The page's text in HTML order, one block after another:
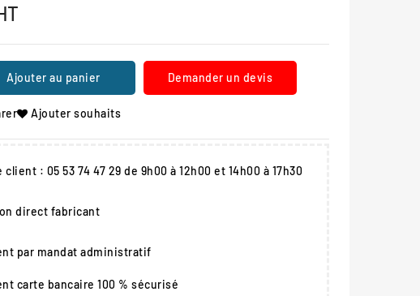
Ajouter au panier Demander un devis
Ajouter souhaits
client : 05 53 74 47 29 de 9h00 à 12h00 et 14h00 à 17h30
direct fabricant
par mandat administratif
carte bancaire 100 % sécurisé